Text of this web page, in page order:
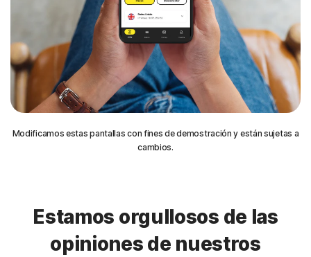
Modificamos estas pantallas con fines de demostración y están sujetas a
cambios.
Estamos orgullosos de las
opiniones de nuestros